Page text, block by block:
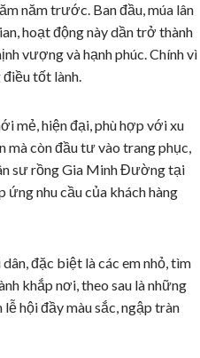
năm trước. Ban đầu, múa lân
hoạt động này dần trở thành
vượng và hạnh phúc. Chính vì
điều tốt lành.
mẻ, hiện đại, phù hợp với xu
mà còn đầu tư vào trang phục,
sư rồng Gia Minh Đường tại
ứng nhu cầu của khách hàng
đặc biệt là các em nhỏ, tìm
khắp nơi, theo sau là những
hội đầy màu sắc, ngập tràn